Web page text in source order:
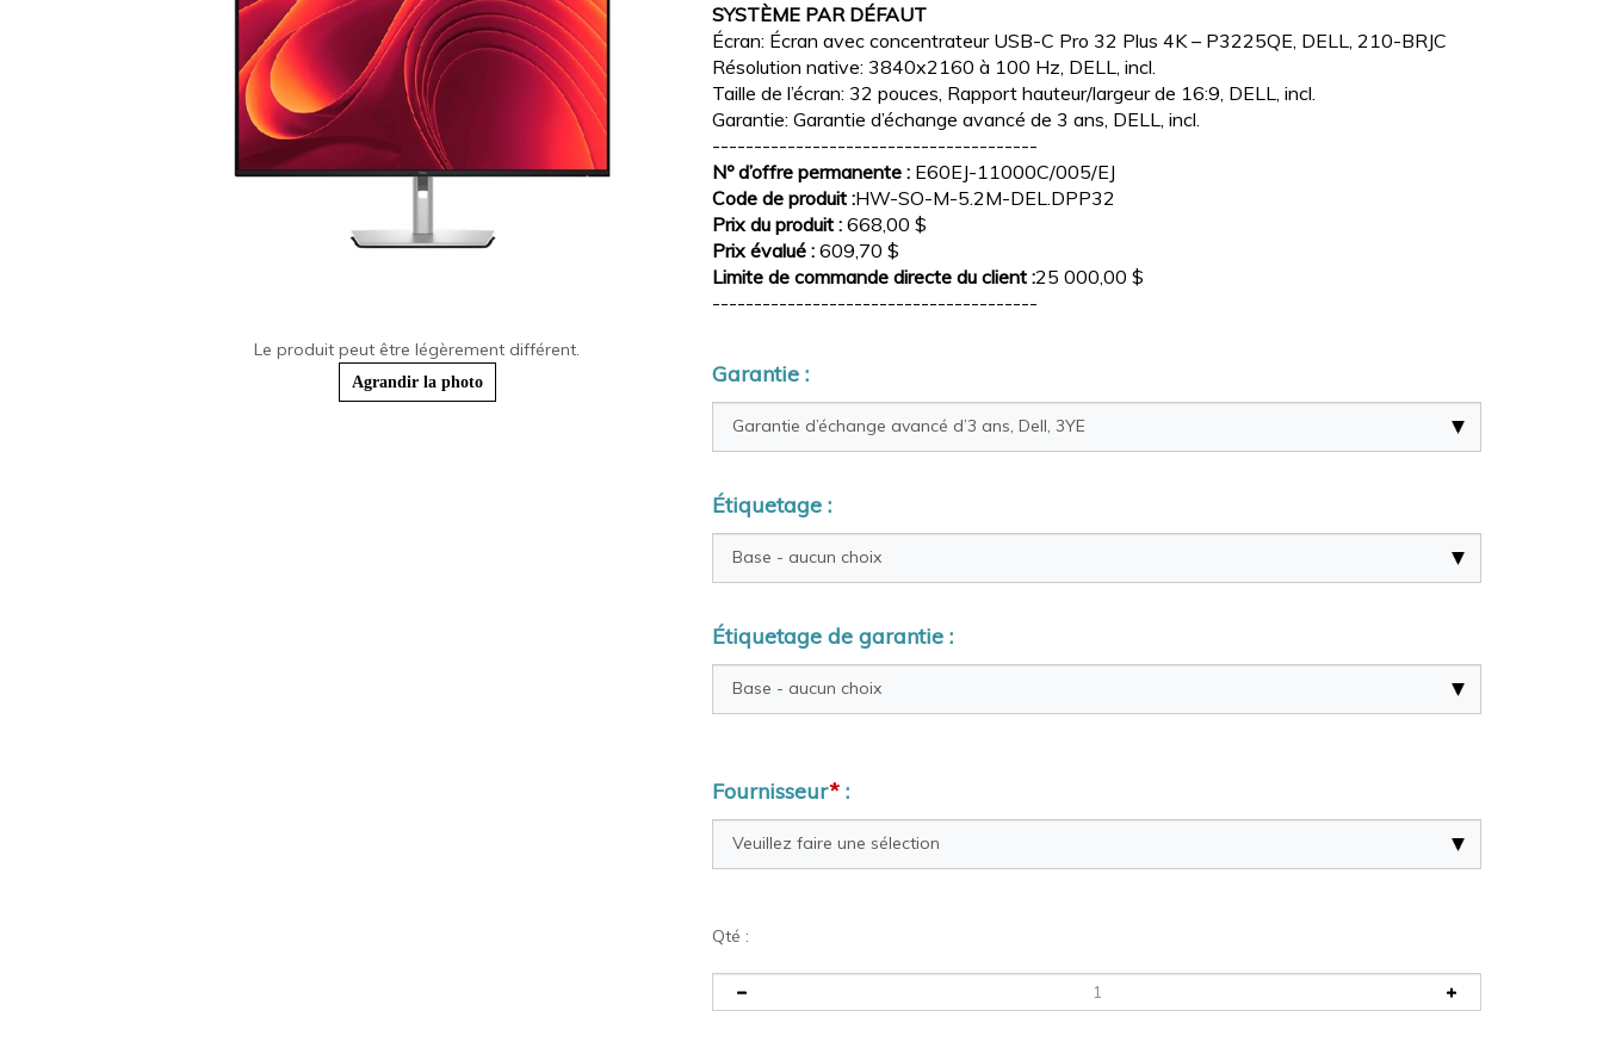
Le produit peut être légèrement différent.
Agrandir la photo
SYSTÈME PAR DÉFAUT
Écran: Écran avec concentrateur USB-C Pro 32 Plus 4K – P3225QE, DELL, 210-BRJC
Résolution native: 3840x2160 à 100 Hz, DELL, incl.
Taille de l’écran: 32 pouces, Rapport hauteur/largeur de 16:9, DELL, incl.
Garantie: Garantie d’échange avancé de 3 ans, DELL, incl.
---------------------------------------
Nº d’offre permanente : E60EJ-11000C/005/EJ
Code de produit :HW-SO-M-5.2M-DEL.DPP32
Prix du produit : 668,00 $
Prix évalué : 609,70 $
Limite de commande directe du client :25 000,00 $
---------------------------------------
Garantie :
Étiquetage :
Étiquetage de garantie :
Fournisseur* :
Qté :